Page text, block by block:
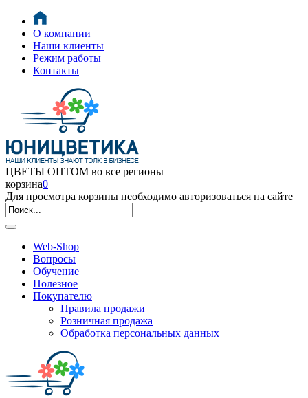
О компании
Наши клиенты
Режим работы
Контакты
ЦВЕТЫ ОПТОМ во все регионы
корзина0
Для просмотра корзины необходимо авторизоваться на сайте
Web-Shop
Вопросы
Обучение
Полезное
Покупателю
Правила продажи
Розничная продажа
Обработка персональных данных